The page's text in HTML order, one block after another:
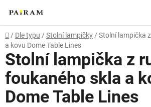
obsah
Domů
/ Dle typu / Stolní lampičky / Stolní lampička
a kovu Dome Table Lines
Stolní lampička z
foukaného skla a
Dome Table Lines